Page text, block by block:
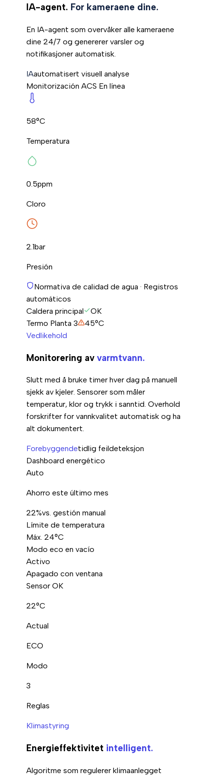
IA-agent. For kameraene dine.
En IA-agent som overvåker alle kameraene
dine 24/7 og genererer varsler og
notifikasjoner automatisk.
IAautomatisert visuell analyse
Monitorización ACS En línea
58°C
Temperatura
0.5ppm
Cloro
2.1bar
Presión
Normativa de calidad de agua · Registros
automáticos
Caldera principal
OK
Termo Planta 3
45°C
Vedlikehold
Monitorering av varmtvann.
Slutt med å bruke timer hver dag på manuell
sjekk av kjeler. Sensorer som måler
temperatur, klor og trykk i sanntid. Overhold
forskrifter for vannkvalitet automatisk og ha
alt dokumentert.
Forebyggendetidlig feildeteksjon
Dashboard energético
Auto
Ahorro este último mes
22%vs. gestión manual
Límite de temperatura
Máx. 24°C
Modo eco en vacío
Activo
Apagado con ventana
Sensor OK
22°C
Actual
ECO
Modo
3
Reglas
Klimastyring
Energieffektivitet intelligent.
Algoritme som regulerer klimaanlegget